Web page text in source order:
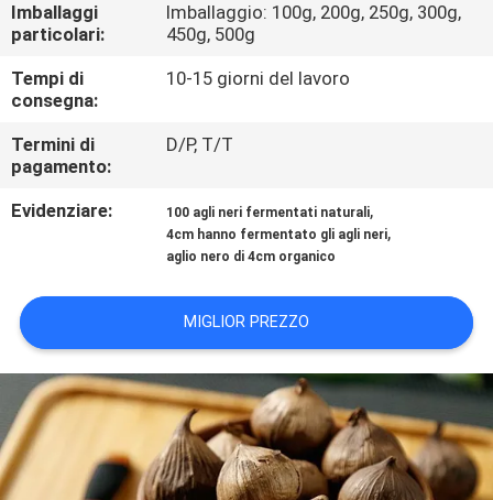
CONTROLLO
DI
QUALITÀ
CONTATTICI
UNA
CITAZIONE
MAPPA
DEL
SITO
Imballaggi
particolari:
Imballaggio: 100g, 200g, 250g, 300g,
450g, 500g
Tempi di
consegna:
10-15 giorni del lavoro
Termini di
pagamento:
D/P, T/T
Evidenziare: 100 agli neri fermentati naturali,
4cm hanno fermentato gli agli neri,
aglio nero di 4cm organico
MIGLIOR PREZZO